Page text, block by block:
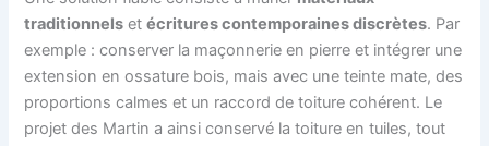
traditionnels etécritures contemporaines discrètes. Par
exemple : conserver la maçonnerie en pierre et intégrer une
extension en ossature bois, mais avec une teinte mate, des
proportions calmes et un raccord de toiture cohérent. Le
projet des Martin a ainsi conservé la toiture en tuiles, tout